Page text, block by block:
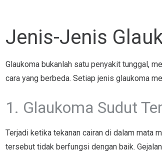
Jenis-Jenis
Glaukoma bukanlah satu penyakit tunggal,
cara yang berbeda. Setiap jenis glaukoma
1. Glaukoma Sudut
Terjadi ketika tekanan cairan di dalam mata
tersebut tidak berfungsi dengan baik.